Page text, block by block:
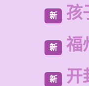
新 孩
新 福
新 开